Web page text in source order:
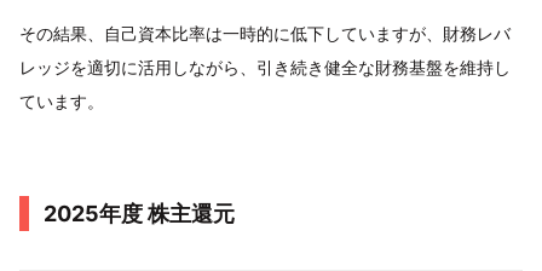
その結果、自己資本比率は一時的に低下していますが、財務レバ
レッジを適切に活用しながら、引き続き健全な財務基盤を維持し
ています。
2025年度 株主還元